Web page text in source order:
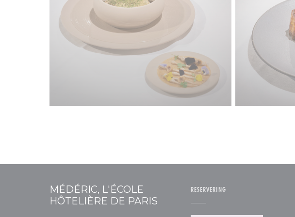
MÉDÉRIC, L'ÉCOLE
HÔTELIÈRE DE PARIS
RESERVERING